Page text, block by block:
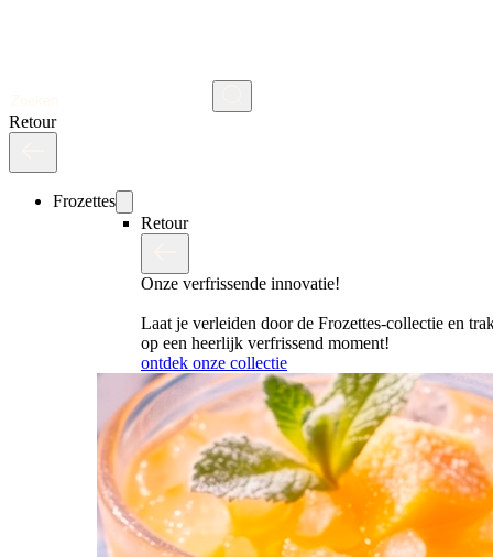
Retour
Frozettes
Retour
Onze verfrissende innovatie!
Laat je verleiden door de Frozettes-collectie en
op een heerlijk verfrissend moment!
ontdek onze collectie